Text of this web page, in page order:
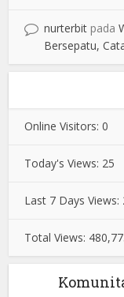
nurterbit pada
Bersepatu,
Online Visitors:0
Today's Views: 25
Last 7 Days Views:
Total Views: